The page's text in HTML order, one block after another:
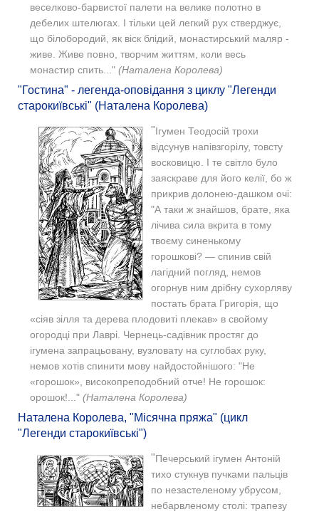
веселково-барвистої палети на велике полотно в
дебелих штелюгах. І тільки цей легкий рух стверджує,
що білобородий, як віск блідий, монастирський маляр -
живе. Живе повно, творчим життям, коли весь
монастир спить..." (Наталена Королева)
"Гостина" - легенда-оповідання з циклу "Легенди
старокиївські" (Наталена Королева)
"Ігумен Теодосій трохи
відсунув напівзгорілу, товсту
восковицю. І те світло було
заяскраве для його келії, бо ж
прикрив долонею-дашком очі:
"А таки ж знайшов, брате, яка
лічива сила вкрита в тому
твоєму синенькому
горошкові? — спинив свій
лагідний погляд, немов
огорнув ним дрібну сухорляву
постать брата Григорія, що
«сіяв зілля та дерева плодовиті плекав» в свойому
огородці при Лаврі. Чернець-садівник простяг до
ігумена запрацьовану, вузловату на суглобах руку,
немов хотів спинити мову найдостойнішого: "Не
«горошок», високопреподобний отче! Не горошок:
орошок!..." (Наталена Королева)
Наталена Королева, "Місячна пряжа" (цикл
"Легенди старокиївські")
"Печерський ігумен Антоній
тихо стукнув пучками пальців
по незастеленому убрусом,
небарвленому столі: трапезу